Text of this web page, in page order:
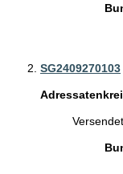
SG2409270103